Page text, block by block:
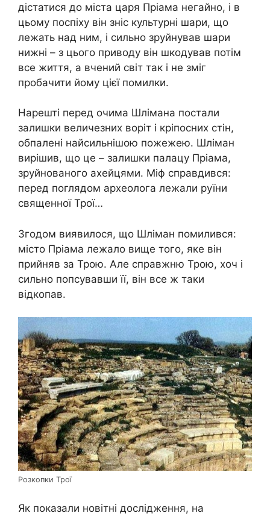
дістатися до міста царя Пріама негайно, і в
цьому поспіху він зніс культурні шари, що
лежать над ним, і сильно зруйнував шари
нижні – з цього приводу він шкодував потім
все життя, а вчений світ так і не зміг
пробачити йому цієї помилки.
Нарешті перед очима Шлімана постали
залишки величезних воріт і кріпосних стін,
обпалені найсильнішою пожежею. Шліман
вирішив, що це – залишки палацу Пріама,
зруйнованого ахейцями. Міф справдився:
перед поглядом археолога лежали руїни
священної Трої…
Згодом виявилося, що Шліман помилився:
місто Пріама лежало вище того, яке він
прийняв за Трою. Але справжню Трою, хоч і
сильно попсувавши її, він все ж таки
відкопав.
Розкопки Трої
Як показали новітні дослідження, на